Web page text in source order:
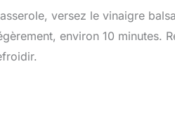
versez le vinaigre
environ 10 minutes.